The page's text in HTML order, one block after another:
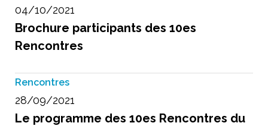
Nos engagements
Vis-à-vis des patients
Actualités du G5
04/10/2021
Brochure participants des 10es
Rencontres
Rencontres
28/09/2021
Le programme des 10es Rencontres du